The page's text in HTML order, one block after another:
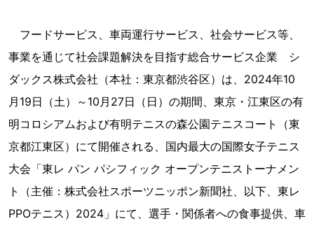
フードサービス、車両運行サービス、社会サービス等、
事業を通じて社会課題解決を目指す総合サービス企業 シ
ダックス株式会社（本社：東京都渋谷区）は、2024年10
月19日（土）～10月27日（日）の期間、東京・江東区の有
明コロシアムおよび有明テニスの森公園テニスコート（東
京都江東区）にて開催される、国内最大の国際女子テニス
大会「東レ パン パシフィック オープンテニストーナメン
ト（主催：株式会社スポーツニッポン新聞社、以下、東レ
PPOテニス）2024」にて、選手・関係者への食事提供、車